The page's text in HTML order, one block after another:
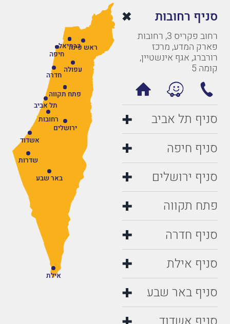
סניף רחובות
רחוב פקריס 3, רחובות
פארק המדע, מרכז
רורברג, אגף אינשטיין,
קומה 5
סניף תל אביב
סניף חיפה
סניף ירושלים
פתח תקווה
סניף חדרה
סניף אילת
סניף באר שבע
רחובות
תל אביב
חיפה
ירושלים
פתח תקווה
חדרה
אילת
באר שבע
אשדוד
שדרות
עפולה
ראש פינהכרמיאל